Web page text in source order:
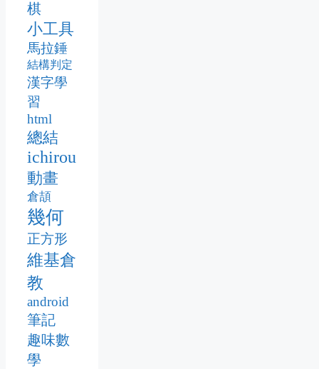
棋
小工具
馬拉錘
結構判定
漢字學
習
html
總結
ichirou
動畫
倉頡
幾何
正方形
維基倉
教
android
筆記
趣味數
學